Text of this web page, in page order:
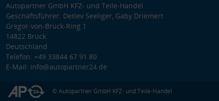
Autopartner GmbH KFZ- und Teile-Handel
Geschäftsführer: Detlev Seeliger, Gaby Driemert
Gregor-von-Brück-Ring 1
14822 Brück
Deutschland
Telefon: +49 33844 67 91 80
E-Mail: info@autopartner24.de
© Autopartner GmbH KFZ- und Teile-Handel